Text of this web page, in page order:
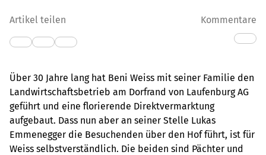
Artikel teilen Kommentare
Über 30 Jahre lang hat Beni Weiss mit seiner Familie den
Landwirtschaftsbetrieb am Dorfrand von Laufenburg AG
geführt und eine florierende Direktvermarktung
aufgebaut. Dass nun aber an seiner Stelle Lukas
Emmenegger die Besuchenden über den Hof führt, ist für
Weiss selbstverständlich. Die beiden sind Pächter und